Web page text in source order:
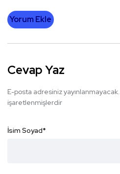
Yorum Ekle
Cevap Yaz
E-posta adresiniz yayınlanmayacak.
işaretlenmişlerdir
İsim Soyad*